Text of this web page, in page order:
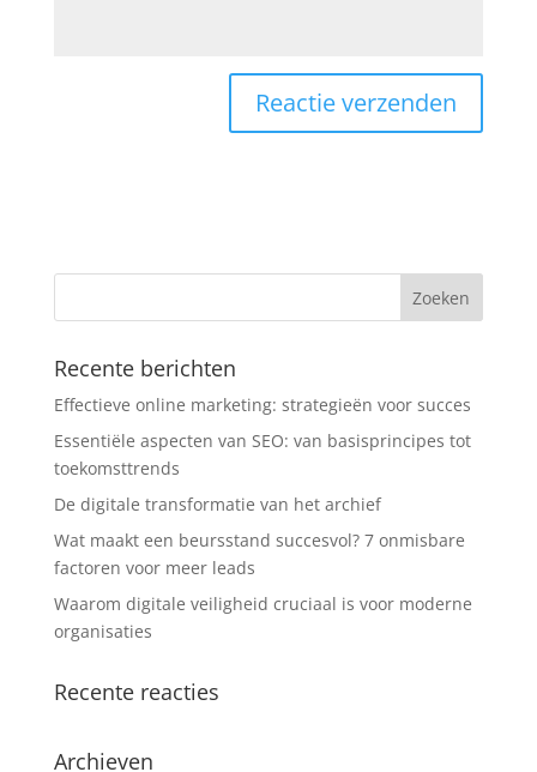
Recente berichten
Effectieve online marketing: strategieën voor succes
Essentiële aspecten van SEO: van basisprincipes tot
toekomsttrends
De digitale transformatie van het archief
Wat maakt een beursstand succesvol? 7 onmisbare
factoren voor meer leads
Waarom digitale veiligheid cruciaal is voor moderne
organisaties
Recente reacties
Archieven